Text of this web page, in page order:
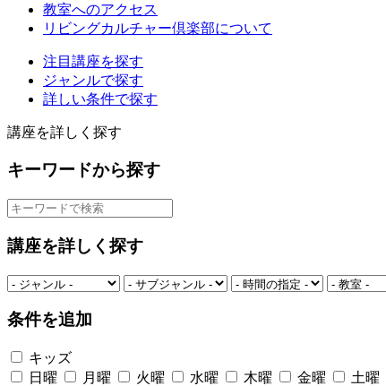
教室へのアクセス
リビングカルチャー倶楽部について
注目講座を探す
ジャンルで探す
詳しい条件で探す
講座を詳しく探す
キーワードから探す
講座を詳しく探す
条件を追加
キッズ
日曜
月曜 火曜 水曜 木曜 金曜 土曜